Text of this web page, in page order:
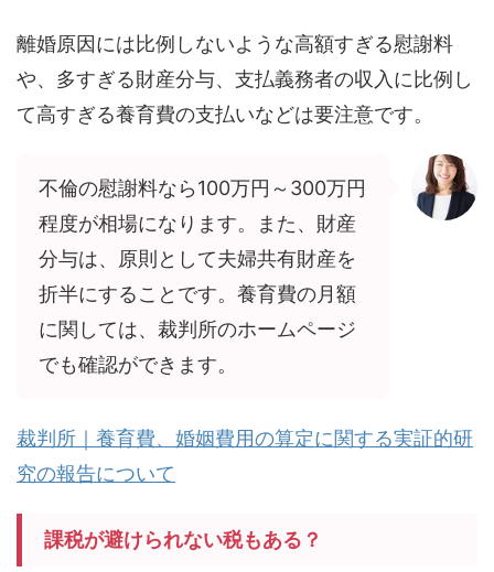
離婚原因には比例しないような高額すぎる慰謝料
や、多すぎる財産分与、支払義務者の収入に比例し
て高すぎる養育費の支払いなどは要注意です。
不倫の慰謝料なら100万円～300万円
程度が相場になります。また、財産
分与は、原則として夫婦共有財産を
折半にすることです。養育費の月額
に関しては、裁判所のホームページ
でも確認ができます。
裁判所｜養育費、婚姻費用の算定に関する実証的研
究の報告について
課税が避けられない税もある？